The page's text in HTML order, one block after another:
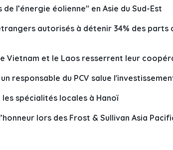
l’énergie éolienne" en Asie du Sud-Est
autorisés à détenir 34% des parts
Vietnam et le Laos resserrent leur
responsable du PCV salue
spécialités locales à Hanoï
lors des Frost & Sullivan Asia